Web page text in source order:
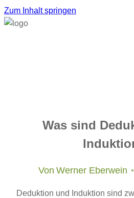
Zum Inhalt springen
Was sind
Von Werner Eberwein
Deduktion und Induktion sind